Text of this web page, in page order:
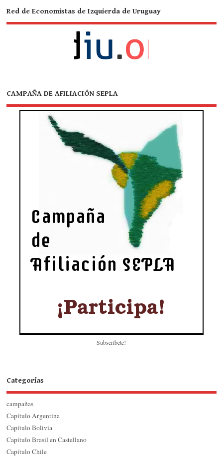
Red de Economistas de Izquierda de Uruguay
CAMPAÑA DE AFILIACIÓN SEPLA
Subscríbete!
Categorías
campañas
Capítulo Argentina
Capítulo Bolivia
Capítulo Brasil en Castellano
Capítulo Chile